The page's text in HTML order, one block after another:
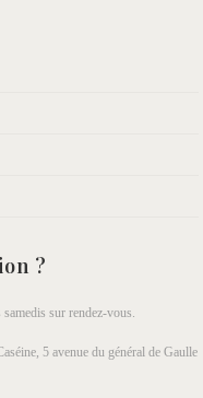
?
sur rendez-vous.
5 avenue du général de Gaulle